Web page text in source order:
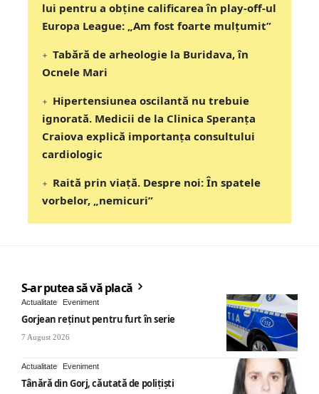
lui pentru a obține calificarea în play-off-ul
Europa League: „Am fost foarte mulțumit”
Tabără de arheologie la Buridava, în
Ocnele Mari
Hipertensiunea oscilantă nu trebuie
ignorată. Medicii de la Clinica Speranța
Craiova explică importanța consultului
cardiologic
Raită prin viață. Despre noi: În spatele
vorbelor, „nemicuri”
S-ar putea să vă placă
Actualitate Eveniment
Gorjean reținut pentru furt în serie
7 August 2026
Actualitate Eveniment
Tânără din Gorj, căutată de polițiști